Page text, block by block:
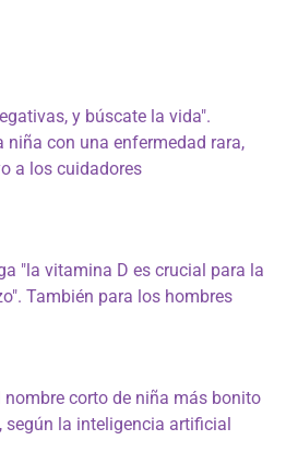
y búscate la vida".
niña con una enfermedad rara,
a los cuidadores
"la vitamina D es crucial para la
También para los hombres
nombre corto de niña más bonito
la inteligencia artificial